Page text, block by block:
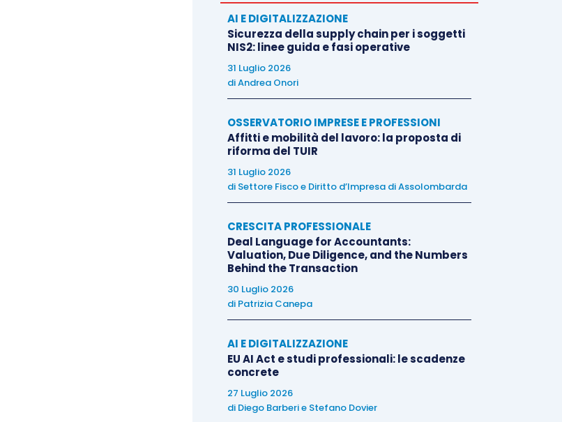
AI E DIGITALIZZAZIONE
Sicurezza della supply chain per i soggetti
NIS2: linee guida e fasi operative
31 Luglio 2026
diAndrea Onori
OSSERVATORIO IMPRESE E PROFESSIONI
Affitti e mobilità del lavoro: la proposta di
riforma del TUIR
31 Luglio 2026
di Settore Fisco e Diritto d’Impresa di Assolombarda
CRESCITA PROFESSIONALE
Deal Language for Accountants:
Valuation, Due Diligence, and the Numbers
Behind the Transaction
30 Luglio 2026
di Patrizia Canepa
AI E DIGITALIZZAZIONE
EU AI Act e studi professionali: le scadenze
concrete
27 Luglio 2026
di Diego Barberie Stefano Dovier